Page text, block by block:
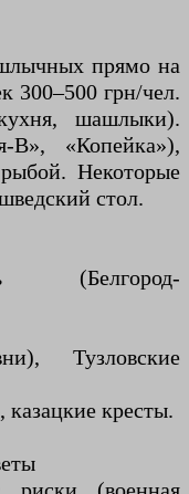
прямо на
300–500 грн/чел.
шашлыки).
В», «Копейка»),
Некоторые
стол.
(Белгород-
Тузловские
кресты.